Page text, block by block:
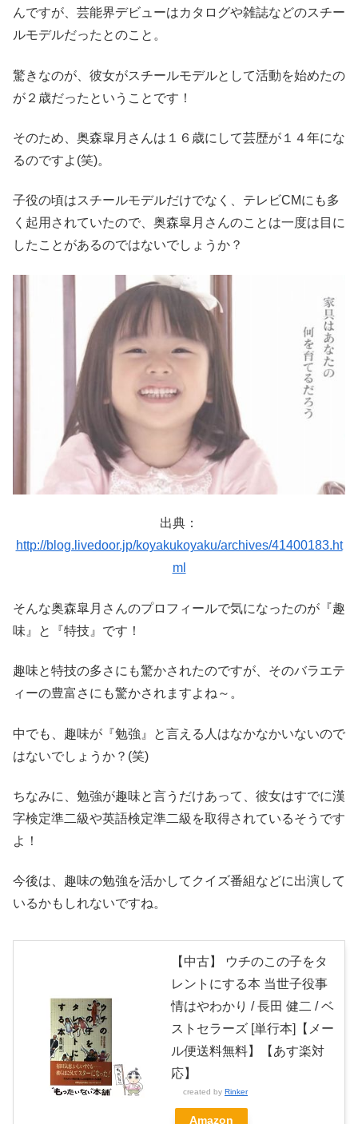
んですが、芸能界デビューはカタログや雑誌などのスチー
ルモデルだったとのこと。
驚きなのが、彼女がスチールモデルとして活動を始めたの
が２歳だったということです！
そのため、奥森皐月さんは１６歳にして芸歴が１４年にな
るのですよ(笑)。
子役の頃はスチールモデルだけでなく、テレビCMにも多
く起用されていたので、奥森皐月さんのことは一度は目に
したことがあるのではないでしょうか？
出典：
http://blog.livedoor.jp/koyakukoyaku/archives/41400183.ht
ml
そんな奥森皐月さんのプロフィールで気になったのが『趣
味』と『特技』です！
趣味と特技の多さにも驚かされたのですが、そのバラエテ
ィーの豊富さにも驚かされますよね～。
中でも、趣味が『勉強』と言える人はなかなかいないので
はないでしょうか？(笑)
ちなみに、勉強が趣味と言うだけあって、彼女はすでに漢
字検定準二級や英語検定準二級を取得されているそうです
よ！
今後は、趣味の勉強を活かしてクイズ番組などに出演して
いるかもしれないですね。
【中古】 ウチのこの子をタ
レントにする本 当世子役事
情はやわかり / 長田 健二 / ベ
ストセラーズ [単行本]【メー
ル便送料無料】【あす楽対
応】
created by Rinker
Amazon